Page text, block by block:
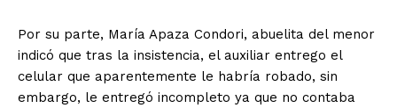
Por su parte, María Apaza Condori, abuelita del menor
indicó que tras la insistencia, el auxiliar entrego el
celular que aparentemente le habría robado, sin
embargo, le entregó incompleto ya que no contaba